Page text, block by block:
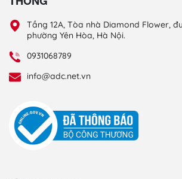
Tầng 12A, Tòa nhà Diamond Flower,
phường Yên Hòa, Hà Nội.
0931068789
info@adc.net.vn